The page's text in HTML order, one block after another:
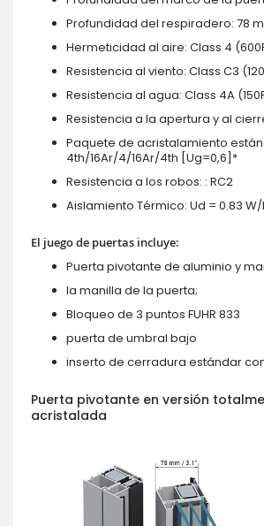
Profundidad del respiradero: 78
Hermeticidad al aire: Class 4
Resistencia al viento: Class C3
Resistencia al agua: Class 4A
Resistencia a la apertura y al
Paquete de acristalamiento
4th/16Ar/4/16Ar/4th [Ug=0,6]*
Resistencia a los robos: : RC2
Aislamiento Térmico: Ud = 0.83
El juego de puertas incluye:
Puerta pivotante de aluminio y
la manilla de la puerta;
Bloqueo de 3 puntos FUHR 833
puerta de umbral bajo
inserto de cerradura estándar
Puerta pivotante en versión
acristalada